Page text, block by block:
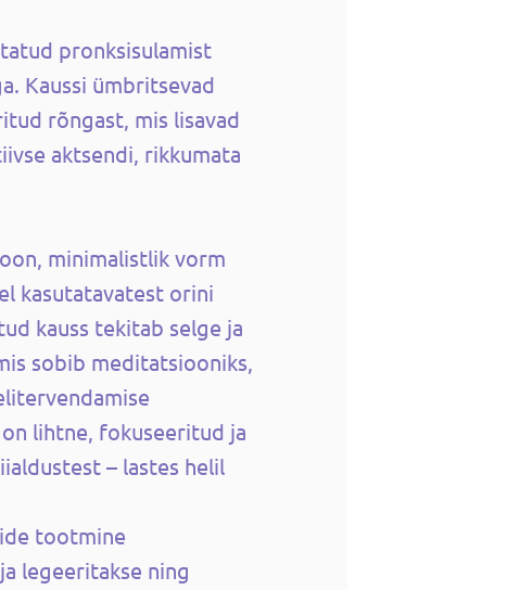
pronksisulamist
Kaussi ümbritsevad
rõngast, mis lisavad
aktsendi, rikkumata
minimalistlik vorm
kasutatavatest orini
kauss tekitab selge ja
sobib meditatsiooniks,
on lihtne, fokuseeritud ja
– lastes helil
tootmine
legeeritakse ning